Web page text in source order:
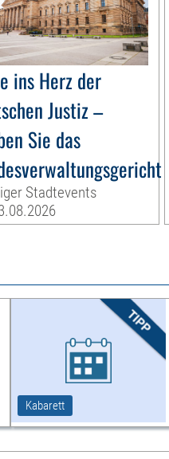
ins Herz der
Justiz –
Sie das
Stadtevents
Kabarett